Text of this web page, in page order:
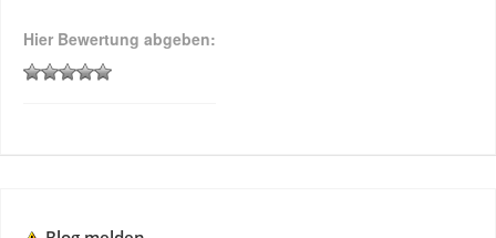
Hier Bewertung abgeben: